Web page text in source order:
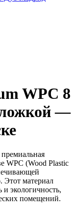
WPC 8
—
WPC (Wood Plastic
Этот материал
и экологичность,
помещений.